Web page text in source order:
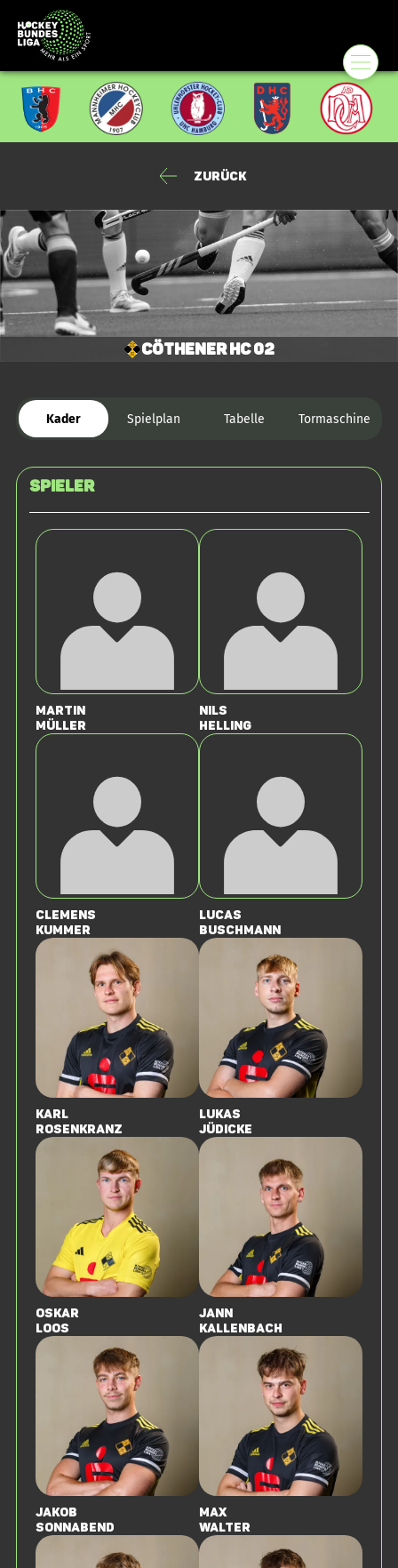
Zurück
Cöthener HC 02
Kader Spielplan Tabelle Tormaschine
Spieler
Martin
Müller
Nils
Helling
Clemens
Kummer
Lucas
Buschmann
Karl
Rosenkranz
Lukas
Jüdicke
Oskar
Loos
Jann
Kallenbach
Jakob
Sonnabend
Max
Walter